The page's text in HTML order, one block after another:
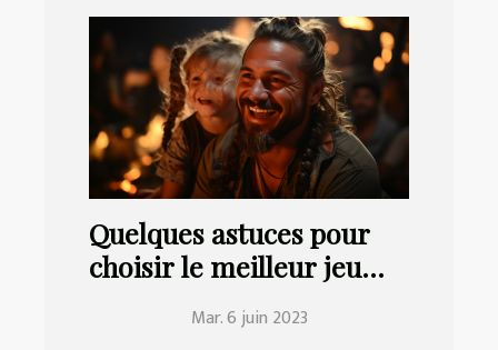
Quelques astuces pour
choisir le meilleur jeu
Mar. 6 juin 2023